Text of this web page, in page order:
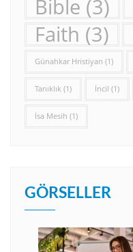
Bible (3)
Faith (3)
Günahkar Hristiyan (1)
Tanıklık (1) İncil (1)
İsa Mesih (1)
GÖRSELLER